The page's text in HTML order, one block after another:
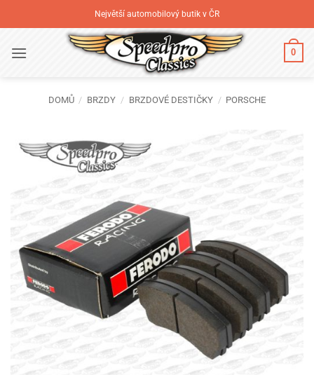
na
Největší automobilový butik v ČR
0
DOMŮ / BRZDY / BRZDOVÉ DESTIČKY / PORSCHE